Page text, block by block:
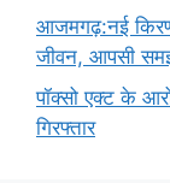
आजमगढ़:नई
जीवन, आपसी
पॉक्सो एक्ट के
गिरफ्तार